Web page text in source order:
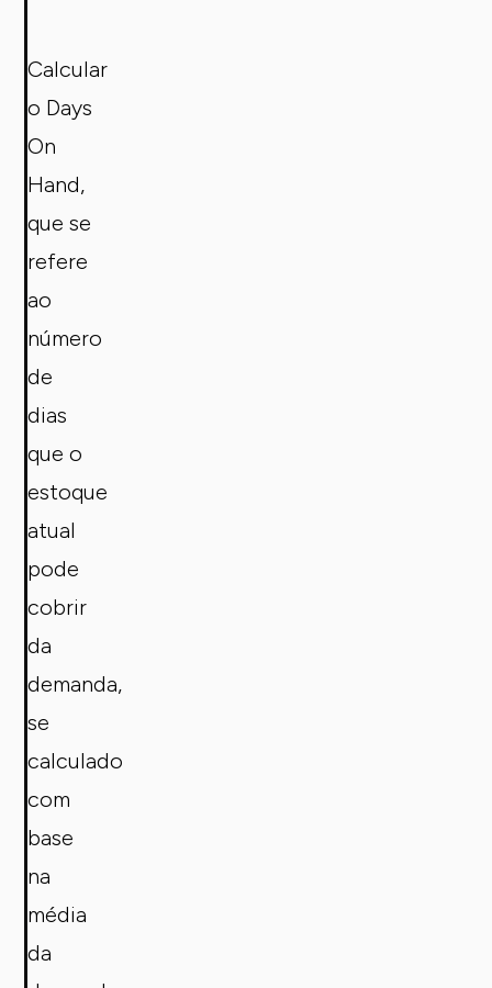
Calcular
o Days
On
Hand,
que se
refere
ao
número
de
dias
que o
estoque
atual
pode
cobrir
da
demanda,
se
calculado
com
base
na
média
da